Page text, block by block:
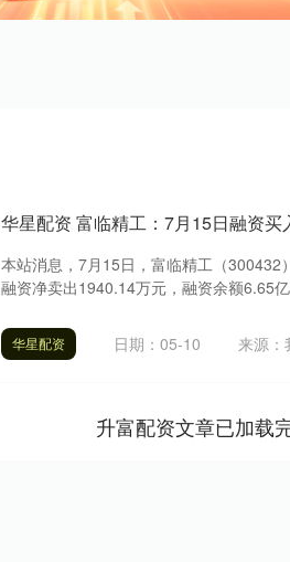
华星配资 富临精工：7月15日融资
本站消息，7月15日，富临精工（300432
融资净卖出1940.14万元，融资余额6.65
华星配资 日期：05-10 来源：
升富配资文章已加载